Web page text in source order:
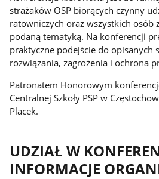
strażaków OSP biorących czynny
ratowniczych oraz wszystkich osób
podaną tematyką. Na konferencji
praktyczne podejście do opisanych
rozwiązania, zagrożenia i ochrona
Patronatem Honorowym
Centralnej Szkoły PSP w
Placek.
UDZIAŁ W
INFORMACJE